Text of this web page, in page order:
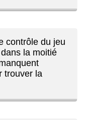
contrôle du jeu
la moitié
trouver la